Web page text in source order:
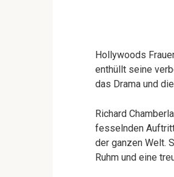
Hollywoods
enthüllt seine
das Drama und
Richard
fesselnden
der ganzen Welt.
Ruhm und eine